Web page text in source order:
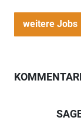
weitere Jobs